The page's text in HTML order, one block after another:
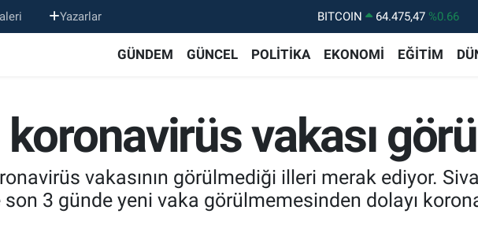
Yazarlar BITCOIN 64.475,47 %0.66
47,5971
%0.05
GRAM ALTIN
6527.85 %0.54
BİST100
13.703
GÜNDEM GÜNCEL POLİTİKA EKONOMİ EĞİTİM
vakası
vakasının görülmediği illeri merak ediyor.
3 günde yeni vaka görülmemesinden dolayı